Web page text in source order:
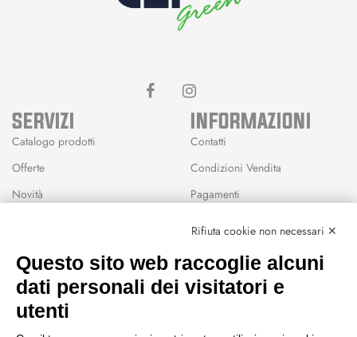
SERVIZI
Catalogo prodotti
Offerte
Novità
Wishlist
INFORMAZIONI
Contatti
Condizioni Vendita
Pagamenti
CEP GREEN
Rifiuta cookie non necessari ✕
Questo sito web raccoglie alcuni
dati personali dei visitatori e
utenti